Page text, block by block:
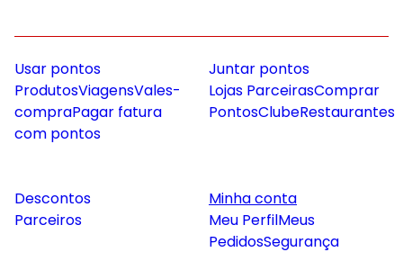
Usar pontos
ProdutosViagensVales-
compraPagar fatura
com pontos
Juntar pontos
Lojas ParceirasComprar
PontosClubeRestaurantes
Descontos
Parceiros
Minha conta
Meu PerfilMeus
PedidosSegurança